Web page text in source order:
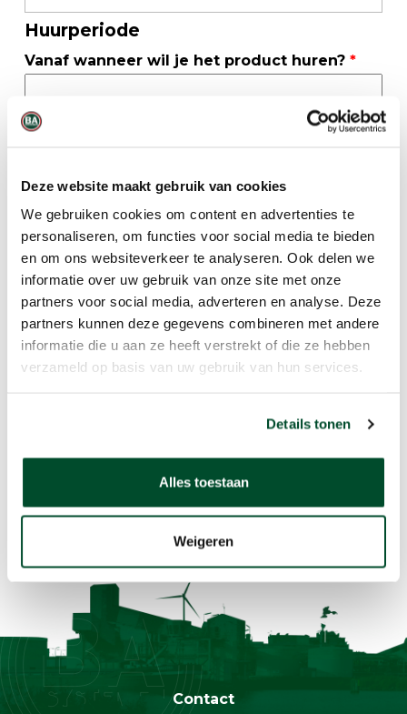
Deze website maakt gebruik van cookies
We gebruiken cookies om content en advertenties te
personaliseren, om functies voor social media te bieden
en om ons websiteverkeer te analyseren. Ook delen we
informatie over uw gebruik van onze site met onze
partners voor social media, adverteren en analyse. Deze
partners kunnen deze gegevens combineren met andere
informatie die u aan ze heeft verstrekt of die ze hebben
verzameld op basis van uw gebruik van hun services.
Details tonen
Alles toestaan
Weigeren
Huurperiode
Vanaf wanneer wil je het product huren? *
Tot wanneer wil je het product huren?*
Contact